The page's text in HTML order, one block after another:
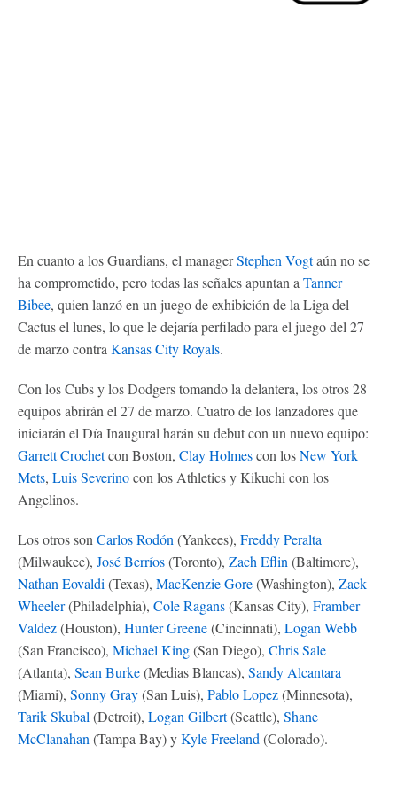
En cuanto a los Guardians, el managerStephen Vogtaún no se
ha comprometido, pero todas las señales apuntan a Tanner
Bibee, quien lanzó en un juego de exhibición de la Liga del
Cactus el lunes, lo que le dejaría perfilado para el juego del 27
de marzo contra Kansas City Royals.
Con los Cubs y los Dodgers tomando la delantera, los otros 28
equipos abrirán el 27 de marzo. Cuatro de los lanzadores que
iniciarán el Día Inaugural harán su debut con un nuevo equipo:
Garrett Crochetcon Boston, Clay Holmescon losNew York
Mets, Luis Severinocon los Athletics y Kikuchi con los
Angelinos.
Los otros son Carlos Rodón (Yankees), Freddy Peralta
(Milwaukee), José Berríos(Toronto), Zach Eflin (Baltimore),
Nathan Eovaldi (Texas), MacKenzie Gore(Washington), Zack
Wheeler(Philadelphia), Cole Ragans(Kansas City), Framber
Valdez(Houston), Hunter Greene(Cincinnati), Logan Webb
(San Francisco), Michael King(San Diego), Chris Sale
(Atlanta), Sean Burke(Medias Blancas), Sandy Alcantara
(Miami), Sonny Gray(San Luis), Pablo Lopez(Minnesota),
Tarik Skubal (Detroit), Logan Gilbert(Seattle), Shane
McClanahan (Tampa Bay) yKyle Freeland (Colorado).